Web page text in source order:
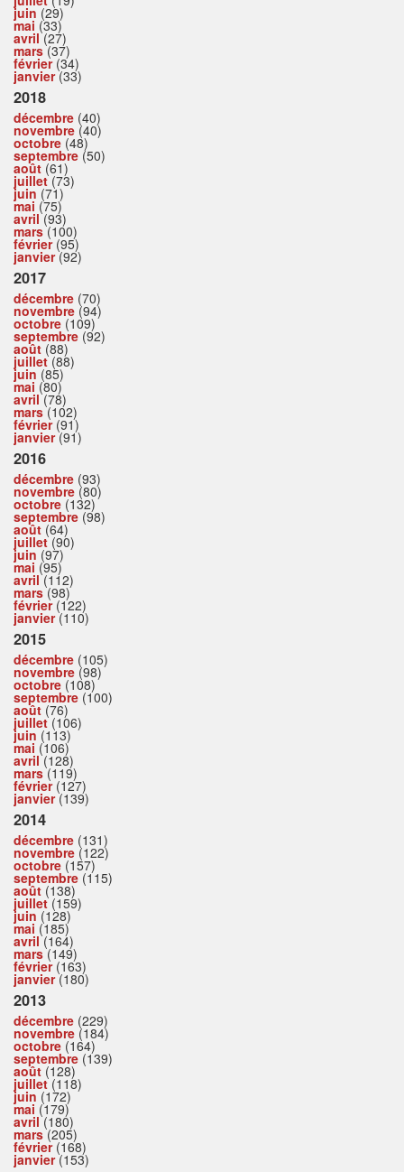
juin (29)
mai (33)
avril(27)
mars(37)
février(34)
janvier(33)
2018
décembre (40)
novembre (40)
octobre (48)
septembre (50)
août (61)
juillet(73)
juin (71)
mai (75)
avril(93)
mars(100)
février(95)
janvier(92)
2017
décembre (70)
novembre (94)
octobre (109)
septembre (92)
août (88)
juillet(88)
juin (85)
mai (80)
avril(78)
mars(102)
février(91)
janvier(91)
2016
décembre (93)
novembre (80)
octobre (132)
septembre (98)
août (64)
juillet(90)
juin (97)
mai (95)
avril(112)
mars(98)
février(122)
janvier(110)
2015
décembre (105)
novembre (98)
octobre (108)
septembre (100)
août (76)
juillet(106)
juin (113)
mai (106)
avril(128)
mars(119)
février(127)
janvier(139)
2014
décembre (131)
novembre (122)
octobre (157)
septembre (115)
août (138)
juillet(159)
juin (128)
mai (185)
avril(164)
mars(149)
février(163)
janvier(180)
2013
décembre (229)
novembre (184)
octobre (164)
septembre (139)
août (128)
juillet(118)
juin (172)
mai (179)
avril(180)
mars(205)
février(168)
janvier(153)